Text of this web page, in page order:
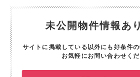
未公開物件情報あ
サイトに掲載している以外にも好条件の
お気軽にお問い合わせくだ